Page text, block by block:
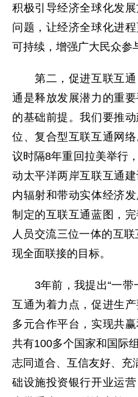
积极引导经济全球化发
问题，让经济全球化进
可持续，增强广大民众参
第二，促进互联互通
通是释放发展潜力的重
的基础前提。我们要推
位、复合型互联互通网
议时隔8年重回拉美举行
动太平洋两岸互联互通
内辐射和带动实体经济
制定的互联互通蓝图，完
人员交流三位一体的互
现全面联接的目标。
3年前，我提出“一带
互通为着力点，促进生
多元合作平台，实现共
共有100多个国家和国际
志同道合、互信友好、充
础设施投资银行开业运